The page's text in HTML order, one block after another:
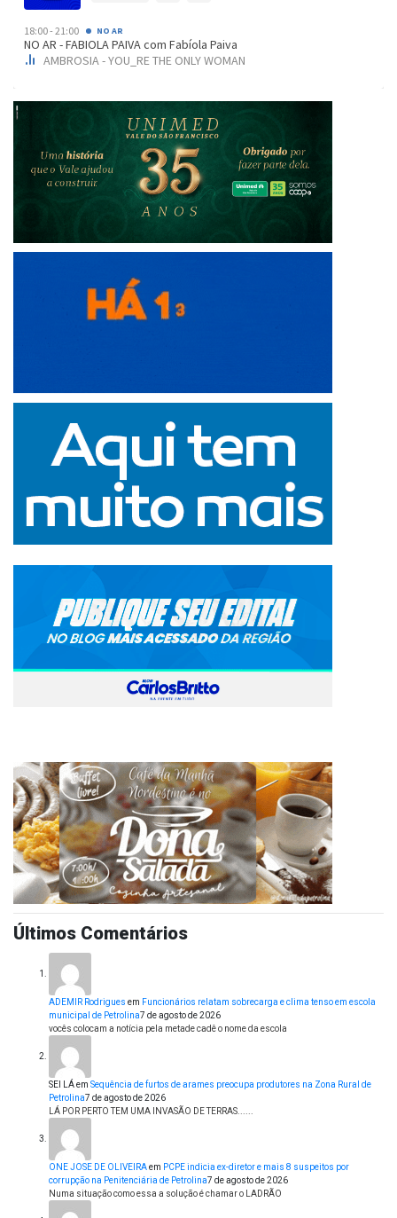
Últimos Comentários
ADEMIR Rodrigues em Funcionários relatam sobrecarga e clima tenso em escola
municipal de Petrolina7 de agosto de 2026
vocês colocam a notícia pela metade cadê o nome da escola
SEI LÁem Sequência de furtos de arames preocupa produtores na Zona Rural de
Petrolina7 de agosto de 2026
LÁ POR PERTO TEM UMA INVASÃO DE TERRAS......
ONE JOSE DE OLIVEIRAem PCPE indicia ex-diretor e mais 8 suspeitos por
corrupção na Penitenciária de Petrolina7 de agosto de 2026
Numa situação como essa a solução é chamar o LADRÃO